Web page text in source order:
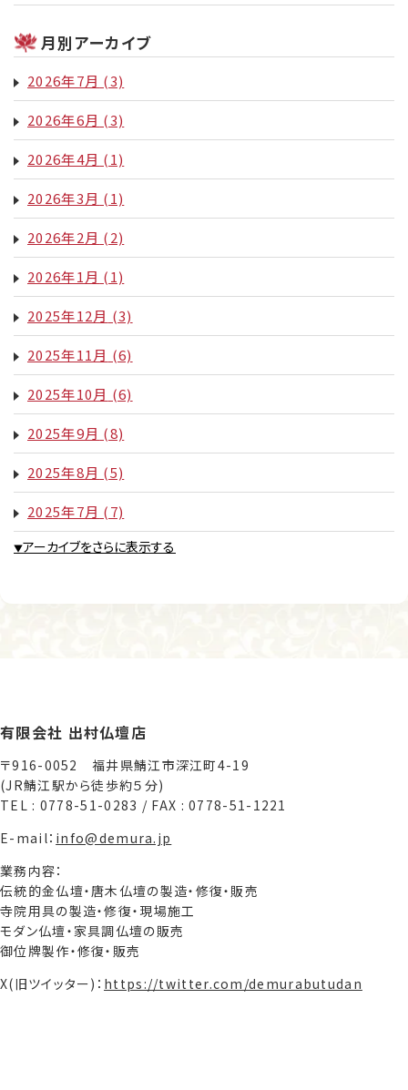
月別アーカイブ
2026年7月 (3)
2026年6月 (3)
2026年4月 (1)
2026年3月 (1)
2026年2月 (2)
2026年1月 (1)
2025年12月 (3)
2025年11月 (6)
2025年10月 (6)
2025年9月 (8)
2025年8月 (5)
2025年7月 (7)
▼アーカイブをさらに表示する
有限会社 出村仏壇店
〒916-0052 福井県鯖江市深江町4-19
(JR鯖江駅から徒歩約５分)
TEL : 0778-51-0283 / FAX : 0778-51-1221
E-mail： info@demura.jp
業務内容：
伝統的金仏壇・唐木仏壇の製造・修復・販売
寺院用具の製造・修復・現場施工
モダン仏壇・家具調仏壇の販売
御位牌製作・修復・販売
X(旧ツイッター)： https://twitter.com/demurabutudan